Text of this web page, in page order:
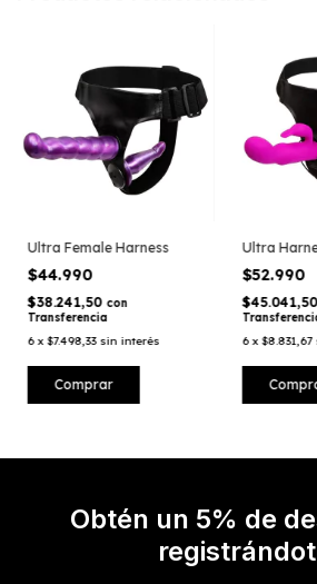
Ultra Female Harness
$44.990
$38.241,50 con
Transferencia
6 x$7.498,33 sin interés
Ultra
$52.990
$45.041,50
6 x$8.831,67
Obtén un 5% de